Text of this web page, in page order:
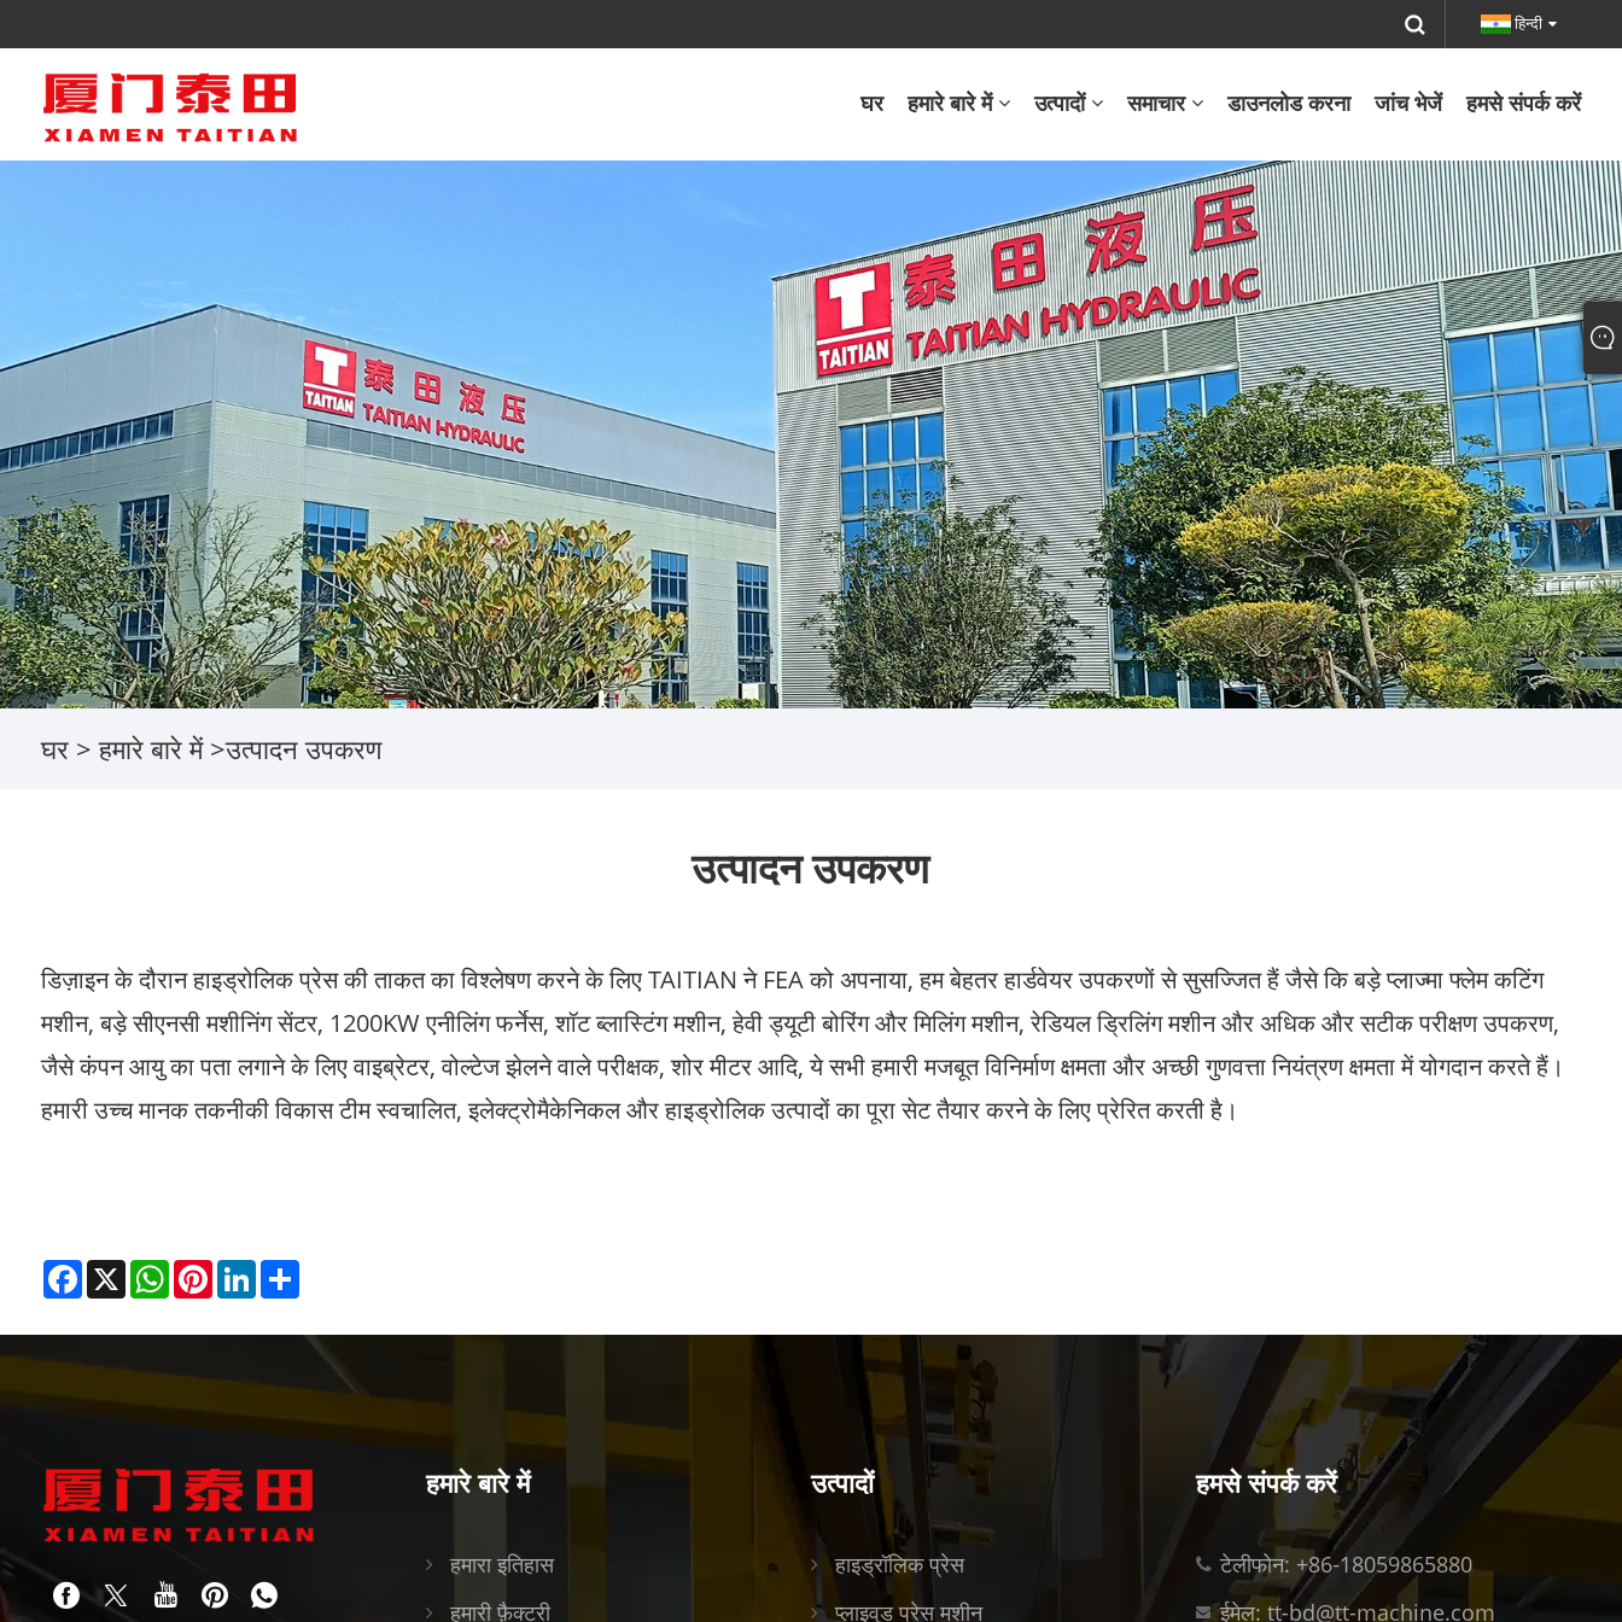
हिन्दी
घर हमारे बारे में उत्पादों समाचार डाउनलोड करना जांच भेजें हमसे संपर्क करें
घर > हमारे बारे में >उत्पादन उपकरण
उत्पादन उपकरण
डिज़ाइन के दौरान हाइड्रोलिक प्रेस की ताकत का विश्लेषण करने के लिए TAITIAN ने FEA को अपनाया, हम बेहतर हार्डवेयर उपकरणों से सुसज्जित हैं जैसे कि बड़े प्लाज्मा फ्लेम कटिंग
मशीन, बड़े सीएनसी मशीनिंग सेंटर, 1200KW एनीलिंग फर्नेस, शॉट ब्लास्टिंग मशीन, हेवी ड्यूटी बोरिंग और मिलिंग मशीन, रेडियल ड्रिलिंग मशीन और अधिक और सटीक परीक्षण उपकरण,
जैसे कंपन आयु का पता लगाने के लिए वाइब्रेटर, वोल्टेज झेलने वाले परीक्षक, शोर मीटर आदि, ये सभी हमारी मजबूत विनिर्माण क्षमता और अच्छी गुणवत्ता नियंत्रण क्षमता में योगदान करते हैं।
हमारी उच्च मानक तकनीकी विकास टीम स्वचालित, इलेक्ट्रोमैकेनिकल और हाइड्रोलिक उत्पादों का पूरा सेट तैयार करने के लिए प्रेरित करती है।
Facebook
X WhatsAppPinterestLinkedInShare
हमारे बारे में
हमारा इतिहास
हमारी फ़ैक्टरी
उत्पादों
हाइड्रॉलिक प्रेस
प्लाइवुड प्रेस मशीन
हमसे संपर्क करें
टेलीफोन: +86-18059865880
ईमेल: tt-bd@tt-machine.com